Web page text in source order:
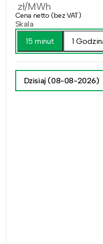
zł/MWh
Cena netto (bez VAT)
Skala
15 minut
1
Dzisiaj (08-08-2026)